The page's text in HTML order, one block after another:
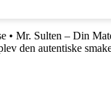
• Mr. Sulten – Din
den autentiske